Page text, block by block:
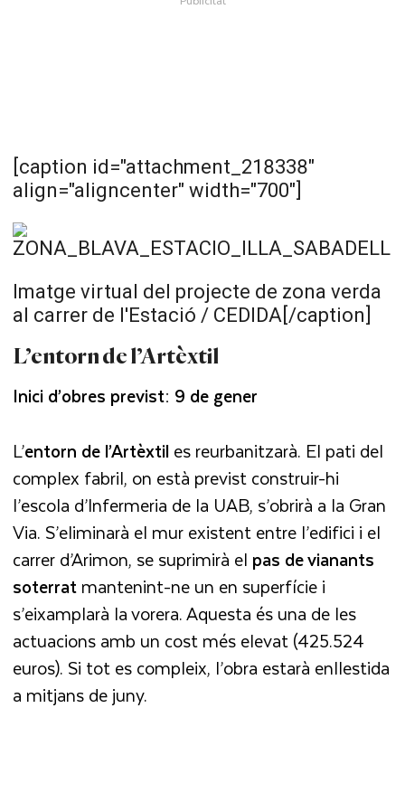
[caption id="attachment_218338"
align="aligncenter" width="700"]
Imatge virtual del projecte de zona verda
al carrer de l'Estació / CEDIDA[/caption]
L’entorn de l’Artèxtil
Inici d’obres previst: 9 de gener
L’entorn de l’Artèxtiles reurbanitzarà. El pati del
complex fabril, on està previst construir-hi
l’escola d’Infermeria de la UAB, s’obrirà a la Gran
Via. S’eliminarà el mur existent entre l’edifici i el
carrer d’Arimon, se suprimirà el pas de vianants
soterratmantenint-ne un en superfície i
s’eixamplarà la vorera. Aquesta és una de les
actuacions amb un cost més elevat (425.524
euros). Si tot es compleix, l’obra estarà enllestida
a mitjans de juny.